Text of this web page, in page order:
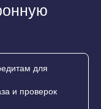
для
и проверок